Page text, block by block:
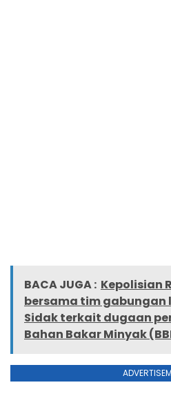
BACA JUGA : Kepolisian
bersama tim gabungan
Sidak terkait dugaan
Bahan Bakar Minyak